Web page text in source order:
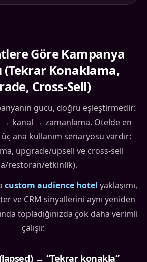
Göre Kampanya
(Tekrar Konaklama,
Cross-Sell)
gücü, doğru eşleştirmedir:
kanal → zamanlama. Otelde en
üç ana kullanım senaryosu vardır:
upgrade/upsell ve cross-sell
restoran/etkinlik).
custom audience hotel yaklaşımı,
ve CRM sinyallerini aynı yeniden
topladığınızda çok daha verimli
çalışır.
→ “Tekrar konakla”